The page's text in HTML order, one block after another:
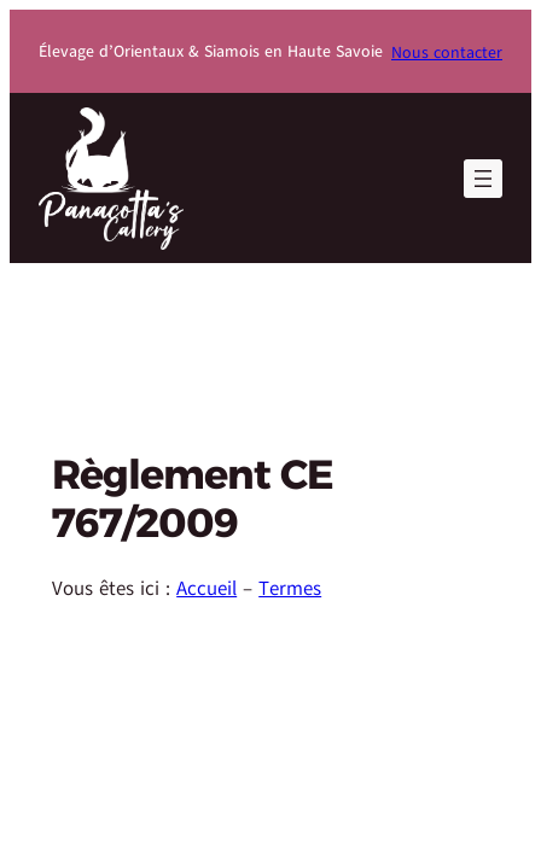
Élevage d’Orientaux & Siamois en Haute Savoie Nous contacter
Règlement CE
767/2009
Vous êtes ici : Accueil –Termes